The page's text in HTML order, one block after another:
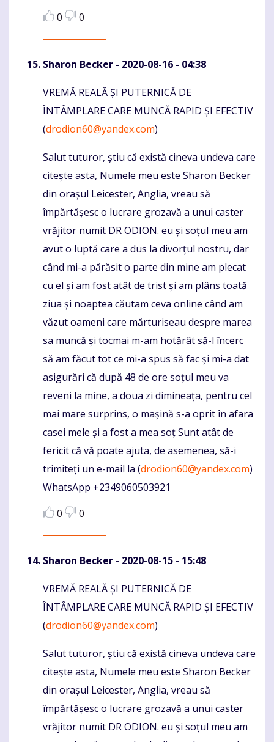
0 0
Sharon Becker - 2020-08-16 - 04:38
Komentaras
VREMĂ REALĂ ȘI PUTERNICĂ DE
ÎNTÂMPLARE CARE MUNCĂ RAPID ȘI EFECTIV
(drodion60@yandex.com)
Salut tuturor, știu că există cineva undeva care
citește asta, Numele meu este Sharon Becker
din orașul Leicester, Anglia, vreau să
împărtășesc o lucrare grozavă a unui caster
vrăjitor numit DR ODION. eu și soțul meu am
avut o luptă care a dus la divorțul nostru, dar
când mi-a părăsit o parte din mine am plecat
cu el și am fost atât de trist și am plâns toată
ziua și noaptea căutam ceva online când am
văzut oameni care mărturiseau despre marea
sa muncă și tocmai m-am hotărât să-l încerc
să am făcut tot ce mi-a spus să fac și mi-a dat
asigurări că după 48 de ore soțul meu va
reveni la mine, a doua zi dimineața, pentru cel
mai mare surprins, o mașină s-a oprit în afara
casei mele și a fost a mea soț Sunt atât de
fericit că vă poate ajuta, de asemenea, să-i
trimiteți un e-mail la (drodion60@yandex.com)
WhatsApp +2349060503921
0
0
Sharon Becker - 2020-08-15 - 15:48
Komentaras
VREMĂ REALĂ ȘI PUTERNICĂ DE
ÎNTÂMPLARE CARE MUNCĂ RAPID ȘI EFECTIV
(drodion60@yandex.com)
Salut tuturor, știu că există cineva undeva care
citește asta, Numele meu este Sharon Becker
din orașul Leicester, Anglia, vreau să
împărtășesc o lucrare grozavă a unui caster
vrăjitor numit DR ODION. eu și soțul meu am